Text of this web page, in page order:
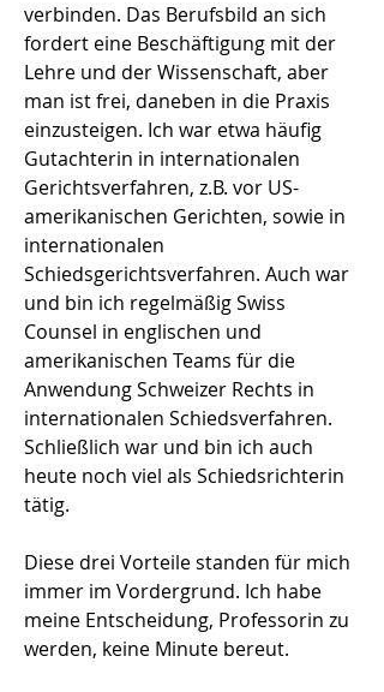
verbinden. Das Berufsbild an sich
fordert eine Beschäftigung mit der
Lehre und der Wissenschaft, aber
man ist frei, daneben in die Praxis
einzusteigen. Ich war etwa häufig
Gutachterin in internationalen
Gerichtsverfahren, z.B. vor US-
amerikanischen Gerichten, sowie in
internationalen
Schiedsgerichtsverfahren. Auch war
und bin ich regelmäßig Swiss
Counsel in englischen und
amerikanischen Teams für die
Anwendung Schweizer Rechts in
internationalen Schiedsverfahren.
Schließlich war und bin ich auch
heute noch viel als Schiedsrichterin
tätig.
Diese drei Vorteile standen für mich
immer im Vordergrund. Ich habe
meine Entscheidung, Professorin zu
werden, keine Minute bereut.